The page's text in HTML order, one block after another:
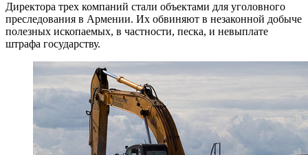
Директора трех компаний стали объектами для уголовного
преследования в Армении. Их обвиняют в незаконной добыче
полезных ископаемых, в частности, песка, и невыплате
штрафа государству.